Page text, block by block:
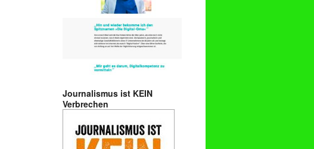
Journalismus ist KEIN
Verbrechen